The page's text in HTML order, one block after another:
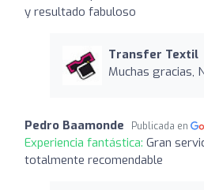
y resultado fabuloso
Transfer Textil
Muchas gracias,
Pedro Baamonde Publicada en
Experiencia fantástica: Gran
totalmente recomendable